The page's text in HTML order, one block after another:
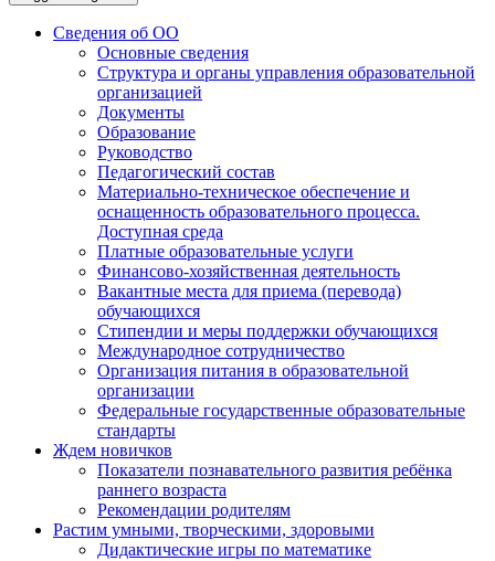
Сведения об ОО
Основные сведения
Структура и органы управления образовательной
организацией
Документы
Образование
Руководство
Педагогический состав
Материально-техническое обеспечение и
оснащенность образовательного процесса.
Доступная среда
Платные образовательные услуги
Финансово-хозяйственная деятельность
Вакантные места для приема (перевода)
обучающихся
Стипендии и меры поддержки обучающихся
Международное сотрудничество
Организация питания в образовательной
организации
Федеральные государственные образовательные
стандарты
Ждем новичков
Показатели познавательного развития ребёнка
раннего возраста
Рекомендации родителям
Растим умными, творческими, здоровыми
Дидактические игры по математике